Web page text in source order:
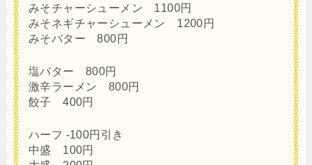
みそチャーシューメン 1100円
みそネギチャーシューメン 1200円
みそバター 800円
塩バター 800円
激辛ラーメン 800円
餃子 400円
ハーフ -100円引き
中盛 100円